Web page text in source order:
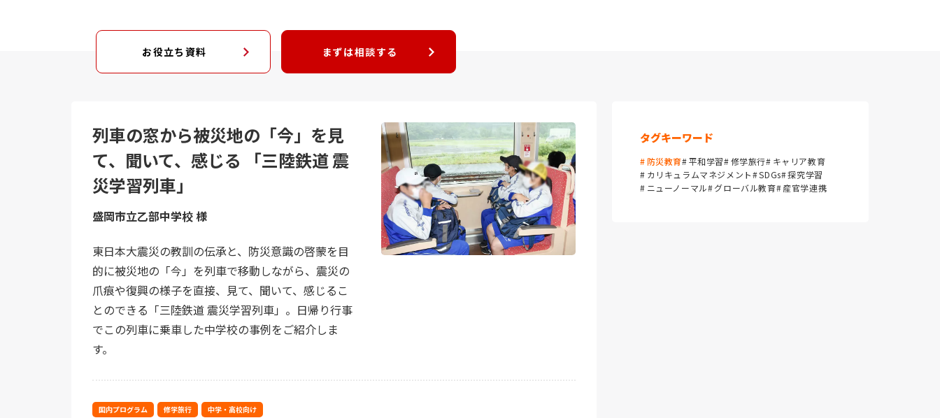
お役立ち資料 まずは相談する
タグキーワード
防災教育 平和学習 修学旅行
キャリア教育
カリキュラムマネジメント
SDGs
探究学習
ニューノーマル
グローバル教育 産官学連携
列車の窓から被災地の「今」を見
て、聞いて、感じる 「三陸鉄道 震
災学習列車」
盛岡市立乙部中学校 様
東日本大震災の教訓の伝承と、防災意識の啓蒙を目
的に被災地の「今」を列車で移動しながら、震災の
爪痕や復興の様子を直接、見て、聞いて、感じるこ
とのできる「三陸鉄道 震災学習列車」。日帰り行事
でこの列車に乗車した中学校の事例をご紹介しま
す。
国内プログラム 修学旅行 中学・高校向け